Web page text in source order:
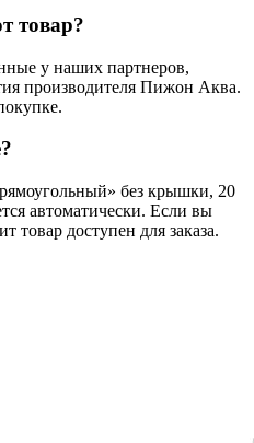
товар?
у наших партнеров,
производителя Пижон Аква.
без крышки, 20
автоматически. Если вы
товар доступен для заказа.